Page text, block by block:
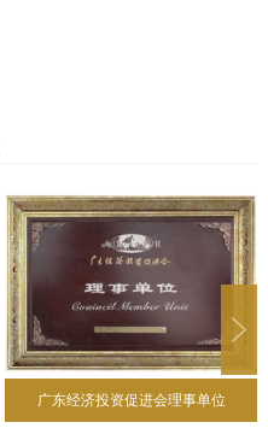
广东经济投资促进会理事单位